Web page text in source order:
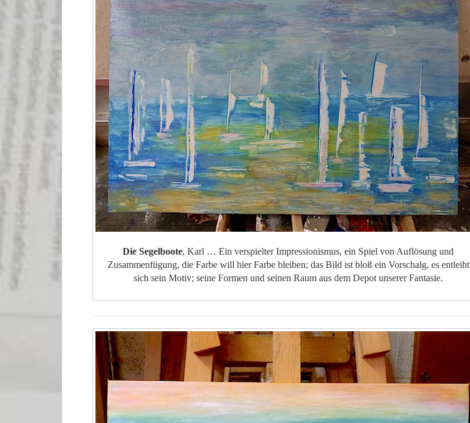
Die Segelboote, Karl … Ein verspielter Impressionismus, ein Spiel von Auflösung und
Zusammenfügung, die Farbe will hier Farbe bleiben; das Bild ist bloß ein Vorschalg, es entleiht
sich sein Motiv; seine Formen und seinen Raum aus dem Depot unserer Fantasie.